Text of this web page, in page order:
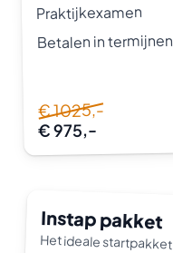
Praktijkexamen
Betalen in termijnen
€ 1025,-
€ 975,-
Instap pakket
Het ideale startpakket